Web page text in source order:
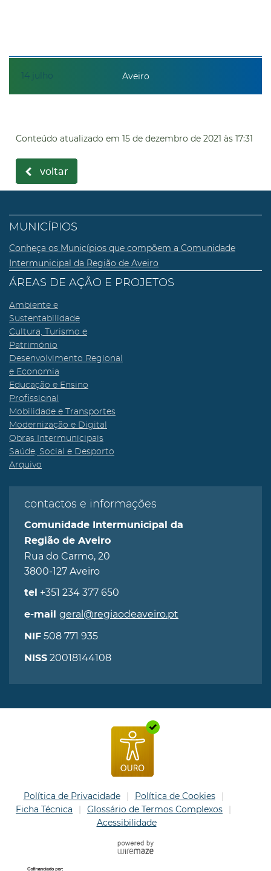
14 julho Aveiro
Conteúdo atualizado em 15 de dezembro de 2021 às 17:31
voltar
MUNICÍPIOS
Conheça os Municípios que compõem a Comunidade
Intermunicipal da Região de Aveiro
ÁREAS DE AÇÃO E PROJETOS
Ambiente e
Sustentabilidade
Cultura, Turismo e
Património
Desenvolvimento Regional
e Economia
Educação e Ensino
Profissional
Mobilidade e Transportes
Modernização e Digital
Obras Intermunicipais
Saúde, Social e Desporto
Arquivo
contactos e informações
Comunidade Intermunicipal da
Região de Aveiro
Rua do Carmo, 20
3800-127 Aveiro
tel +351 234 377 650
e-mail geral@regiaodeaveiro.pt
NIF 508 771 935
NISS 20018144108
Política de Privacidade
Política de Cookies
Ficha Técnica
Glossário de Termos Complexos
Acessibilidade